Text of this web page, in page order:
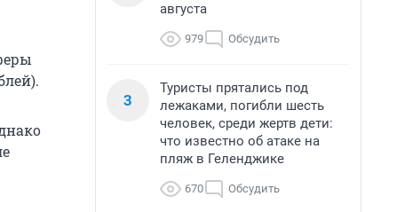
августа
979 Обсудить
3
Туристы прятались под
лежаками, погибли шесть
человек, среди жертв дети:
что известно об атаке на
пляж в Геленджике
670 Обсудить